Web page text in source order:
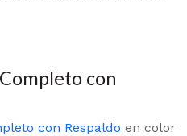
con
con Respaldo en color